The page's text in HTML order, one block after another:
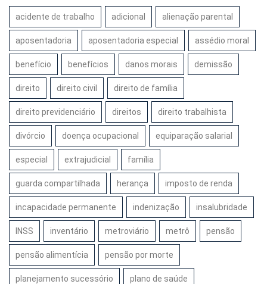
acidente de trabalho adicional alienação parental
aposentadoria aposentadoria especial assédio moral
benefício benefícios danos morais demissão
direito direito civil direito de família
direito previdenciário direitos direito trabalhista
divórcio doença ocupacional equiparação salarial
especial extrajudicial família
guarda compartilhada herança imposto de renda
incapacidade permanente indenização insalubridade
INSS inventário metroviário metrô pensão
pensão alimentícia pensão por morte
planejamento sucessório plano de saúde